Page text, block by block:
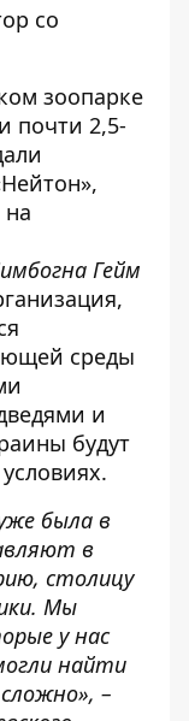
со
зоопарке
почти 2,5-
Гейм
среды
и
будут
была в
в
столицу
Мы
у нас
найти
–